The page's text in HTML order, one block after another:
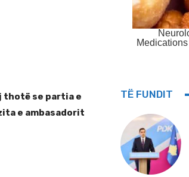
thotë se partia e
e ambasadorit
TË FUNDIT